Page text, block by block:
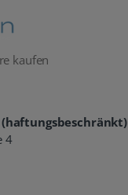
kaufen
4